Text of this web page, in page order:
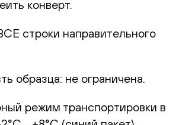
конверт.
строки направительного
образца: не ограничена.
режим транспортировки в